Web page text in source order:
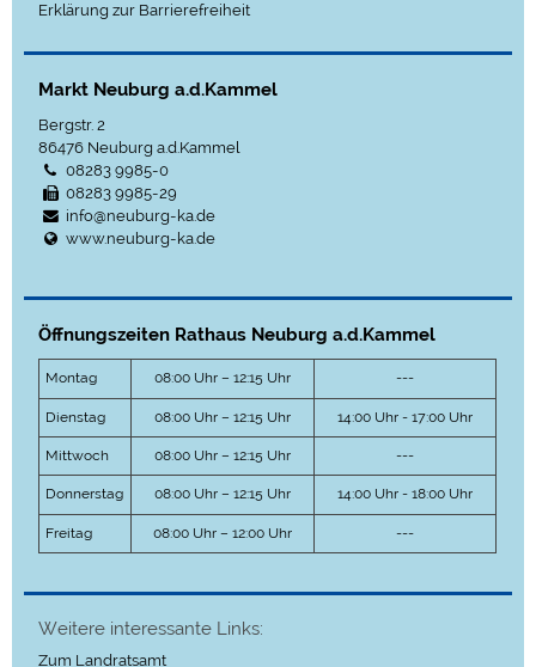
Erklärung zur Barrierefreiheit
Markt Neuburg a.d.Kammel
Bergstr. 2
86476 Neuburg a.d.Kammel
08283 9985-0
08283 9985-29
info@neuburg-ka.de
www.neuburg-ka.de
Öffnungszeiten Rathaus Neuburg a.d.Kammel
Montag 08:00 Uhr – 12:15 Uhr ---
Dienstag 08:00 Uhr – 12:15 Uhr 14:00 Uhr - 17:00 Uhr
Mittwoch 08:00 Uhr – 12:15 Uhr ---
Donnerstag 08:00 Uhr – 12:15 Uhr 14:00 Uhr - 18:00 Uhr
Freitag 08:00 Uhr – 12:00 Uhr ---
Weitere interessante Links:
Zum Landratsamt